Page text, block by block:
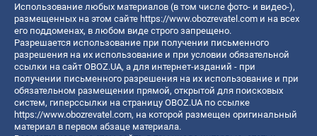
Использование любых материалов (в том числе фото- и видео-),
размещенных на этом сайте https://www.obozrevatel.com и на всех
его поддоменах, в любом виде строго запрещено.
Разрешается использование при получении письменного
разрешения на их использование и при условии обязательной
ссылки на сайт OBOZ.UA, а для интернет-изданий - при
получении письменного разрешения на их использование и при
обязательном размещении прямой, открытой для поисковых
систем, гиперссылки на страницу OBOZ.UA по ссылке
https://www.obozrevatel.com, на которой размещен оригинальный
материал в первом абзаце материала.